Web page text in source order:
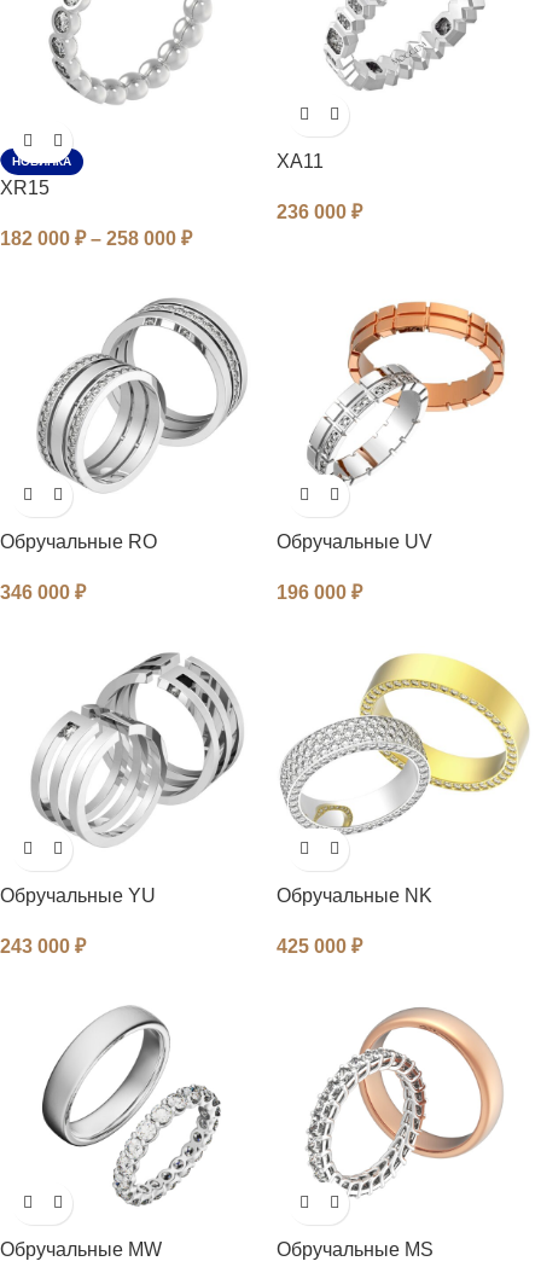
НОВИНКА
XR15
182 000 ₽ – 258 000 ₽
XA11
236 000 ₽
Обручальные RO
346 000 ₽
Обручальные UV
196 000 ₽
Обручальные YU
243 000 ₽
Обручальные NK
425 000 ₽
Обручальные MW Обручальные MS